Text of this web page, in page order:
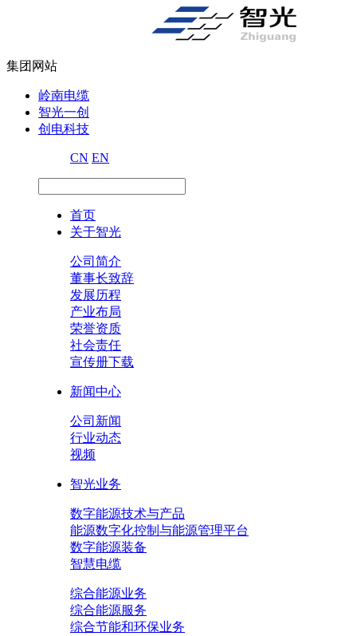
集团网站
岭南电缆
智光一创
创电科技
CN EN
首页
关于智光
公司简介
董事长致辞
发展历程
产业布局
荣誉资质
社会责任
宣传册下载
新闻中心
公司新闻
行业动态
视频
智光业务
数字能源技术与产品
能源数字化控制与能源管理平台
数字能源装备
智慧电缆
综合能源业务
综合能源服务
综合节能和环保业务